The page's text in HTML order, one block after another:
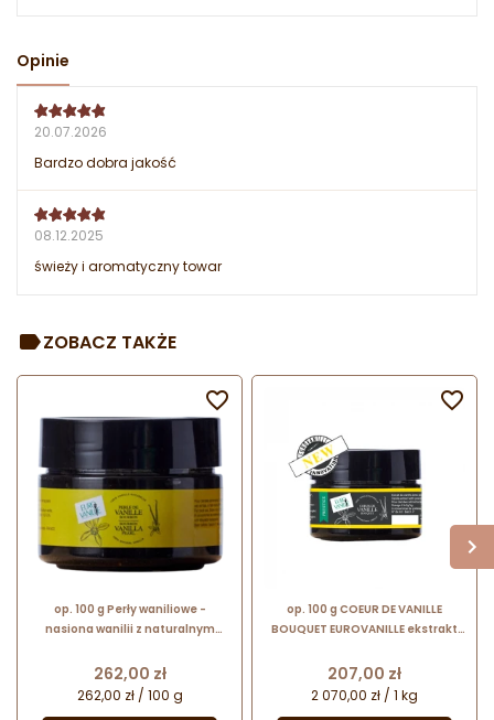
Opinie
20.07.2026
Bardzo dobra jakość
08.12.2025
świeży i aromatyczny towar
ZOBACZ TAKŻE
op. 100 g Perły waniliowe -
nasiona wanilii z naturalnym
Perle de Vanille Bourbon
Eurovanille
Cena
262,00 zł
262,00 zł / 100 g

op. 100 g COEUR DE VANILLE
BOUQUET EUROVANILLE ekstrakt
proszkiem waniliowym
Cena
207,00 zł
2 070,00 zł / 1 kg
